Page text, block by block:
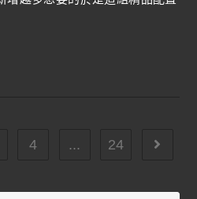
4 ... 24